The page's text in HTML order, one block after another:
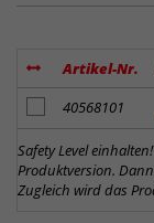
Artikel-Nr.
Artikel zum
40568101
Safety Level
Produktversion.
Zugleich wird das